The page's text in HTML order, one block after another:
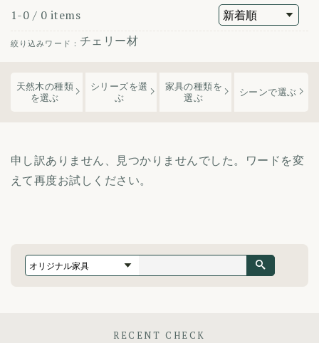
1-0 / 0 items
チェリー材
天然木の種類
を選ぶ
シリーズを選
ぶ
家具の種類を
選ぶ
シーンで選ぶ
申し訳ありません、見つかりませんでした。ワードを変
えて再度お試しください。
RECENT CHECK